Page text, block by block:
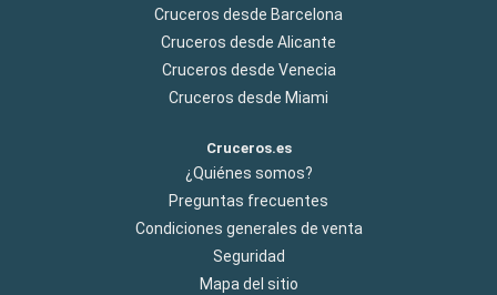
Cruceros desde Barcelona
Cruceros desde Alicante
Cruceros desde Venecia
Cruceros desde Miami
Cruceros.es
¿Quiénes somos?
Preguntas frecuentes
Condiciones generales de venta
Seguridad
Mapa del sitio